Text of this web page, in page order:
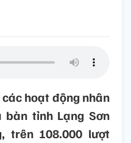
hoạt động nhân
tỉnh Lạng Sơn
trên 108.000 lượt